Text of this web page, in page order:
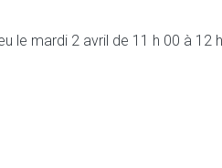
le mardi 2 avril de 11 h 00 à 12